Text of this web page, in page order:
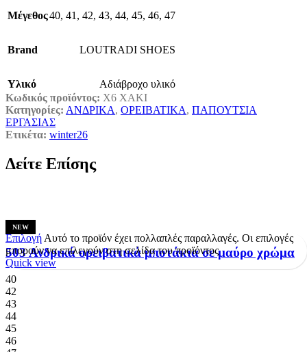
Μέγεθος40, 41 , 42, 43, 44, 45, 46, 47
Brand LOUTRADI SHOES
Υλικό
Αδιάβροχο υλικό
Κωδικός προϊόντος: X6 XAKI
Κατηγορίες: ΑΝΔΡΙΚΑ, ΟΡΕΙΒΑΤΙΚΑ, ΠΑΠΟΥΤΣΙΑ
ΕΡΓΑΣΙΑΣ
Ετικέτα: winter26
Δείτε Επίσης
NEW
Επιλογή Αυτό το προϊόν έχει πολλαπλές παραλλαγές. Οι επιλογές
μπορούν να επιλεγούν στη σελίδα του προϊόντος
Quick view
503 Ανδρικά ορειβατικά μποτάκια σε μαύρο χρώμα
40
42
43
44
45
46